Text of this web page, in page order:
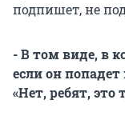
подпишет, не
- В том виде, в
если он попадет
«Нет, ребят, это